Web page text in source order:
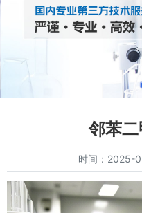
邻苯
时间：2025-